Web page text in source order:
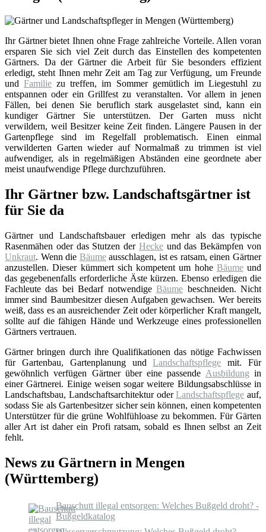
Ihr Gärtner bietet Ihnen ohne Frage zahlreiche Vorteile. Allen voran
ersparen Sie sich viel Zeit durch das Einstellen des kompetenten
Gärtners. Da der Gärtner die Arbeit für Sie besonders effizient
erledigt, steht Ihnen mehr Zeit am Tag zur Verfügung, um Freunde
undFamilie zu treffen, im Sommer gemütlich im Liegestuhl zu
entspannen oder ein Grillfest zu veranstalten. Vor allem in jenen
Fällen, bei denen Sie beruflich stark ausgelastet sind, kann ein
kundiger Gärtner Sie unterstützen. Der Garten muss nicht
verwildern, weil Besitzer keine Zeit finden. Längere Pausen in der
Gartenpflege sind im Regelfall problematisch. Einen einmal
verwilderten Garten wieder auf Normalmaß zu trimmen ist viel
aufwendiger, als in regelmäßigen Abständen eine geordnete aber
meist unaufwendige Pflege durchzuführen.
Ihr Gärtner bzw. Landschaftsgärtner ist
für Sie da
Gärtner und Landschaftsbauer erledigen mehr als das typische
Rasenmähen oder das Stutzen der Heckeund das Bekämpfen von
Unkraut. Wenn die Bäumeausschlagen, ist es ratsam, einen Gärtner
anzustellen. Dieser kümmert sich kompetent um hohe Bäumeund
das gegebenenfalls erforderliche Äste kürzen. Ebenso erledigen die
Fachleute das bei Bedarf notwendigeBäume beschneiden. Nicht
immer sind Baumbesitzer diesen Aufgaben gewachsen. Wer bereits
weiß, dass es an ausreichender Zeit oder körperlicher Kraft mangelt,
sollte auf die fähigen Hände und Werkzeuge eines professionellen
Gärtners vertrauen.
Gärtner bringen durch ihre Qualifikationen das nötige Fachwissen
für Gartenbau, Gartenplanung undLandschaftspflege mit. Für
gewöhnlich verfügen Gärtner über eine passende Ausbildung in
einer Gärtnerei. Einige weisen sogar weitere Bildungsabschlüsse in
Landschaftsbau, Landschaftsarchitektur oderLandschaftspflege auf,
sodass Sie als Gartenbesitzer sicher sein können, einen kompetenten
Unterstützer für die grüne Wohlfühloase zu bekommen. Für Gärten
aller Art ist daher ein Profi ratsam, sobald es Ihnen selbst an Zeit
fehlt.
News zu Gärtnern in Mengen
(Württemberg)
Bauschutt illegal entsorgen: Welches Bußgeld droht? -
Bußgeldkatalog